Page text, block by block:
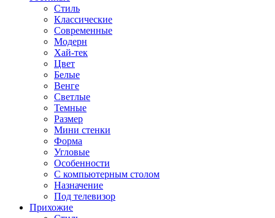
Стиль
Классические
Современные
Модерн
Хай-тек
Цвет
Белые
Венге
Светлые
Темные
Размер
Мини стенки
Форма
Угловые
Особенности
С компьютерным столом
Назначение
Под телевизор
Прихожие